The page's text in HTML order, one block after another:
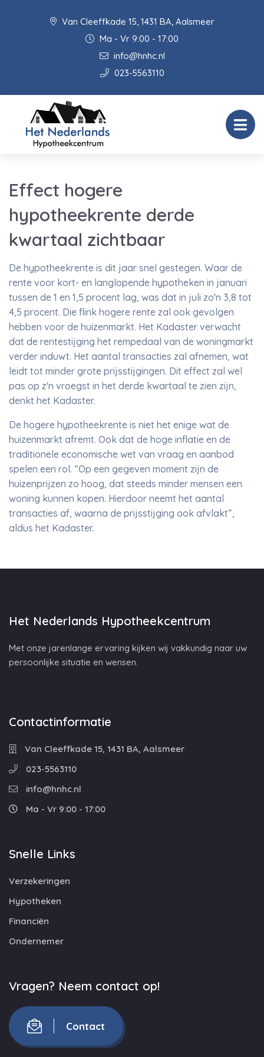
Van Cleeffkade 15, 1431 BA, Aalsmeer
Ma - Vr 9:00 - 17:00
info@hnhc.nl
023-5563110
Effect hogere
hypotheekrente derde
kwartaal zichtbaar
De hypotheekrente is dit jaar snel gestegen. Waar de
rente voor kort- en langlopende hypotheken in januari
tussen de 1 en 1,5 procent lag, was dat in juli zo'n 3,8 tot
4,5 procent. Die flink hogere rente zal ook gevolgen
hebben voor de huizenmarkt. Het Kadaster verwacht
dat de rentestijging het rempedaal van de woningmarkt
verder induwt. Het aantal transacties zal afnemen, wat
leidt tot minder grote prijsstijgingen. Dit effect zal wel
pas op z'n vroegst in het derde kwartaal te zien zijn,
denkt het Kadaster.
De hogere hypotheekrente is niet het enige wat de
huizenmarkt afremt. Ook dat de hoge inflatie en de
traditionele economische wet van vraag en aanbod
spelen een rol. “Op een gegeven moment zijn de
huizenprijzen zo hoog, dat steeds minder mensen een
woning kunnen kopen. Hierdoor neemt het aantal
transacties af, waarna de prijsstijging ook afvlakt”,
aldus het Kadaster.
Het Nederlands Hypotheekcentrum
Met onze jarenlange ervaring kijken wij vakkundig naar uw
persoonlijke situatie en wensen.
Contactinformatie
Van Cleeffkade 15, 1431 BA, Aalsmeer
023-5563110
info@hnhc.nl
Ma - Vr 9:00 - 17:00
Snelle Links
Verzekeringen
Hypotheken
Financiën
Ondernemer
Vragen? Neem contact op!
Contact